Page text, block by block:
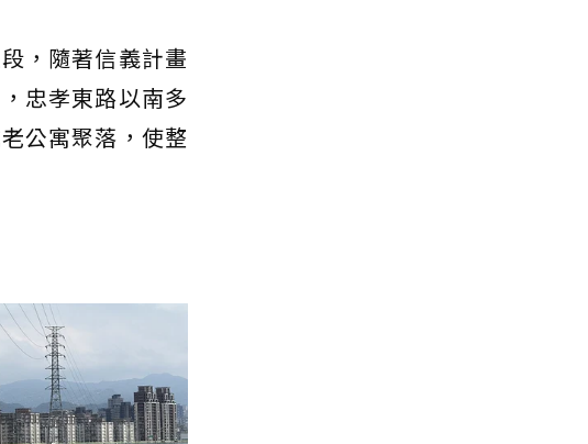
，隨著信義計畫
忠孝東路以南多
公寓聚落，使整